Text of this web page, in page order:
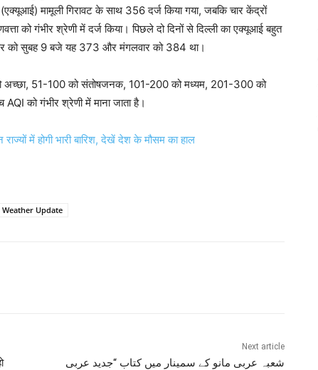
मामूली गिरावट के साथ 356 दर्ज किया गया, जबकि चार केंद्रों
को गंभीर श्रेणी में दर्ज किया। पिछले दो दिनों से दिल्ली का एक्यूआई बहुत
को सुबह 9 बजे यह 373 और मंगलवार को 384 था।
अच्छा, 51-100 को संतोषजनक, 101-200 को मध्यम, 201-300 को
को गंभीर श्रेणी में माना जाता है।
में होगी भारी बारिश, देखें देश के मौसम का हाल
Weather Update
Next article
شعبہ عربی مانو کے سمینار میں کتاب “جدید عربی